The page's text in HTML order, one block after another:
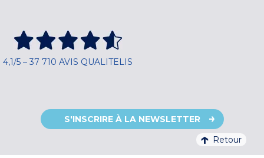
4,1/5 – 37 710 AVIS QUALITELIS
S'INSCRIRE À LA NEWSLETTER
Retour